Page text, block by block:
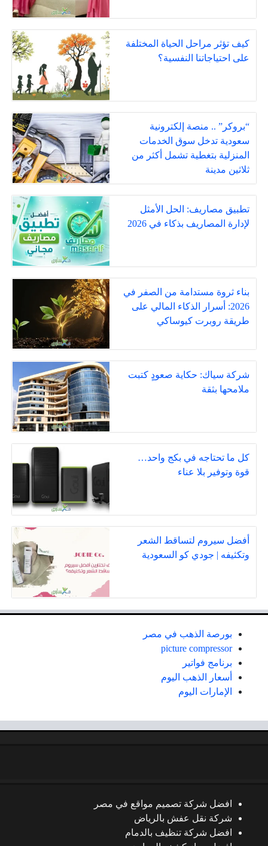
كيف تؤثر مراحل الحياة المختلفة
على احتياجاتنا النفسية؟
“بروكر” .. منصة إلكترونية
سعودية تدخل سوق الخدمات
المنزلية بتغطية تشمل أكثر من
ثلاثين مدينة
تطبيق مصاريف: الحل الأمثل
لإدارة المصاريف بذكاء في 2026
بناء ثروة مستدامة من الصفر في
2026: أسرار الذكاء المالي على
طريقة روبرت كيوساكي
شركة سياك: حكاية صعودٍ كتبت
ملامحها بثقة
كل ما تحتاجه في بكج واحد…
قوة وتوفير بلا عناء
أفضل سيروم لتساقط الشعر
وتكثيفه | جودي كو السعودية
بورصة الذهب في مصر
picture compressor
برنامج فواتير
أسعار الذهب اليوم
الإمارات اليوم
افضل شركة تصميم مواقع في مصر
شركة نقل عفش بالرياض
افضل شركة تنظيف بالدمام